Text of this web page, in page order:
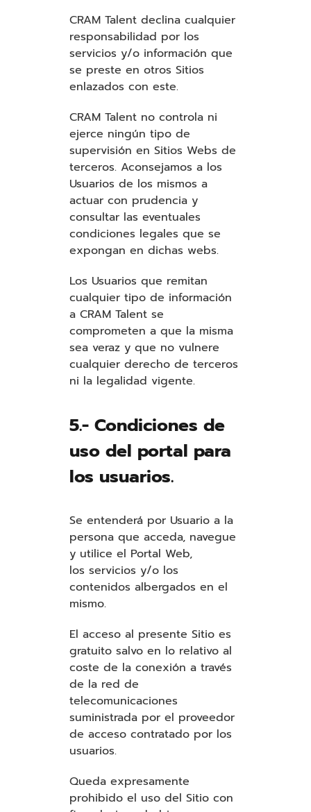
CRAM Talent declina cualquier
responsabilidad por los
servicios y/o información que
se preste en otros Sitios
enlazados con este.
CRAM Talent no controla ni
ejerce ningún tipo de
supervisión en Sitios Webs de
terceros. Aconsejamos a los
Usuarios de los mismos a
actuar con prudencia y
consultar las eventuales
condiciones legales que se
expongan en dichas webs.
Los Usuarios que remitan
cualquier tipo de información
a CRAM Talent se
comprometen a que la misma
sea veraz y que no vulnere
cualquier derecho de terceros
ni la legalidad vigente.
5.- Condiciones de
uso del portal para
los usuarios.
Se entenderá por Usuario a la
persona que acceda, navegue
y utilice el Portal Web,
los servicios y/o los
contenidos albergados en el
mismo.
El acceso al presente Sitio es
gratuito salvo en lo relativo al
coste de la conexión a través
de la red de
telecomunicaciones
suministrada por el proveedor
de acceso contratado por los
usuarios.
Queda expresamente
prohibido el uso del Sitio con